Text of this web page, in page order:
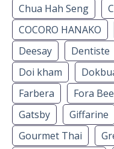
Chua Hah Seng
COCORO HANAKO
Deesay
Dentiste
Doi kham
Farbera
Fora Bee
Gatsby
Giffarine
Gourmet Thai